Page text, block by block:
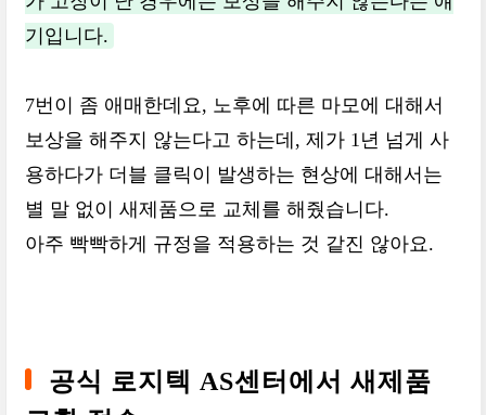
기입니다.
7번이 좀 애매한데요, 노후에 따른 마모에 대해서
보상을 해주지 않는다고 하는데, 제가 1년 넘게 사
용하다가 더블 클릭이 발생하는 현상에 대해서는
별 말 없이 새제품으로 교체를 해줬습니다.
아주 빡빡하게 규정을 적용하는 것 같진 않아요.
공식 로지텍 AS센터에서 새제품